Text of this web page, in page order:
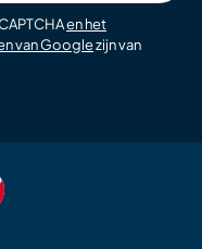
en het
van Googlezijn van